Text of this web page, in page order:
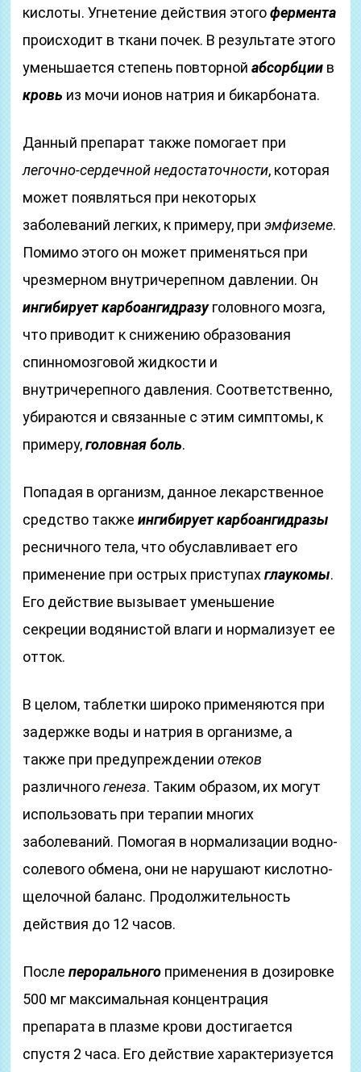
кислоты. Угнетение действия этогофермента
происходит в ткани почек. В результате этого
уменьшается степень повторнойабсорбции в
кровь из мочи ионов натрия и бикарбоната.
Данный препарат также помогает при
легочно-сердечной недостаточности, которая
может появляться при некоторых
заболеваний легких, к примеру, приэмфиземе.
Помимо этого он может применяться при
чрезмерном внутричерепном давлении. Он
ингибирует карбоангидразуголовного мозга,
что приводит к снижению образования
спинномозговой жидкости и
внутричерепного давления. Соответственно,
убираются и связанные с этим симптомы, к
примеру,головная боль.
Попадая в организм, данное лекарственное
средство такжеингибирует карбоангидразы
ресничного тела, что обуславливает его
применение при острых приступахглаукомы.
Его действие вызывает уменьшение
секреции водянистой влаги и нормализует ее
отток.
В целом, таблетки широко применяются при
задержке воды и натрия в организме, а
также при предупрежденииотеков
различногогенеза. Таким образом, их могут
использовать при терапии многих
заболеваний. Помогая в нормализации водно-
солевого обмена, они не нарушают кислотно-
щелочной баланс. Продолжительность
действия до 12 часов.
Послеперорального применения в дозировке
500 мг максимальная концентрация
препарата в плазме крови достигается
спустя 2 часа. Его действие характеризуется